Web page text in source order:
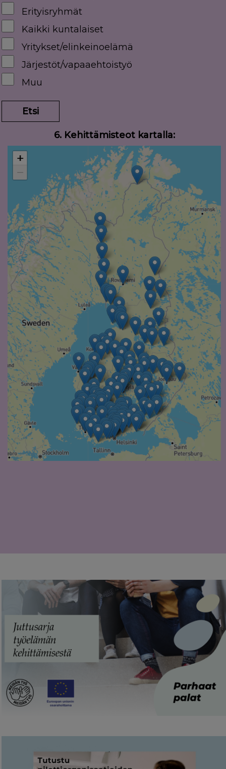
Erityisryhmät
Kaikki kuntalaiset
Yritykset/elinkeinoelämä
Järjestöt/vapaaehtoistyö
Muu
Etsi
6. Kehittämisteot kartalla: